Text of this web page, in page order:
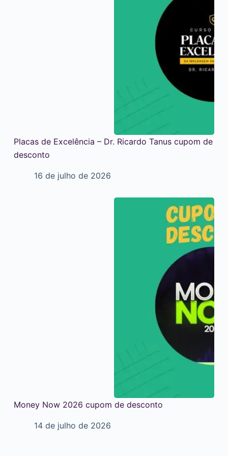
Placas de Excelência – Dr. Ricardo Tanus cupom de
desconto
16 de julho de 2026
Money Now 2026 cupom de desconto
14 de julho de 2026